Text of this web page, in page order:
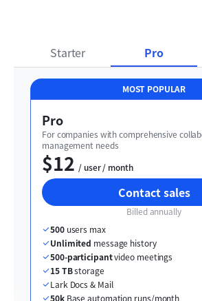
Starter Pro
MOST POPULAR
Pro
For companies with comprehensive
management needs
$12
  / user / month
Contact sales
Billed annually
500 users max
Unlimited message history
500-participant video meetings
15 TB storage
Lark Docs & Mail
50k Base automation runs/month